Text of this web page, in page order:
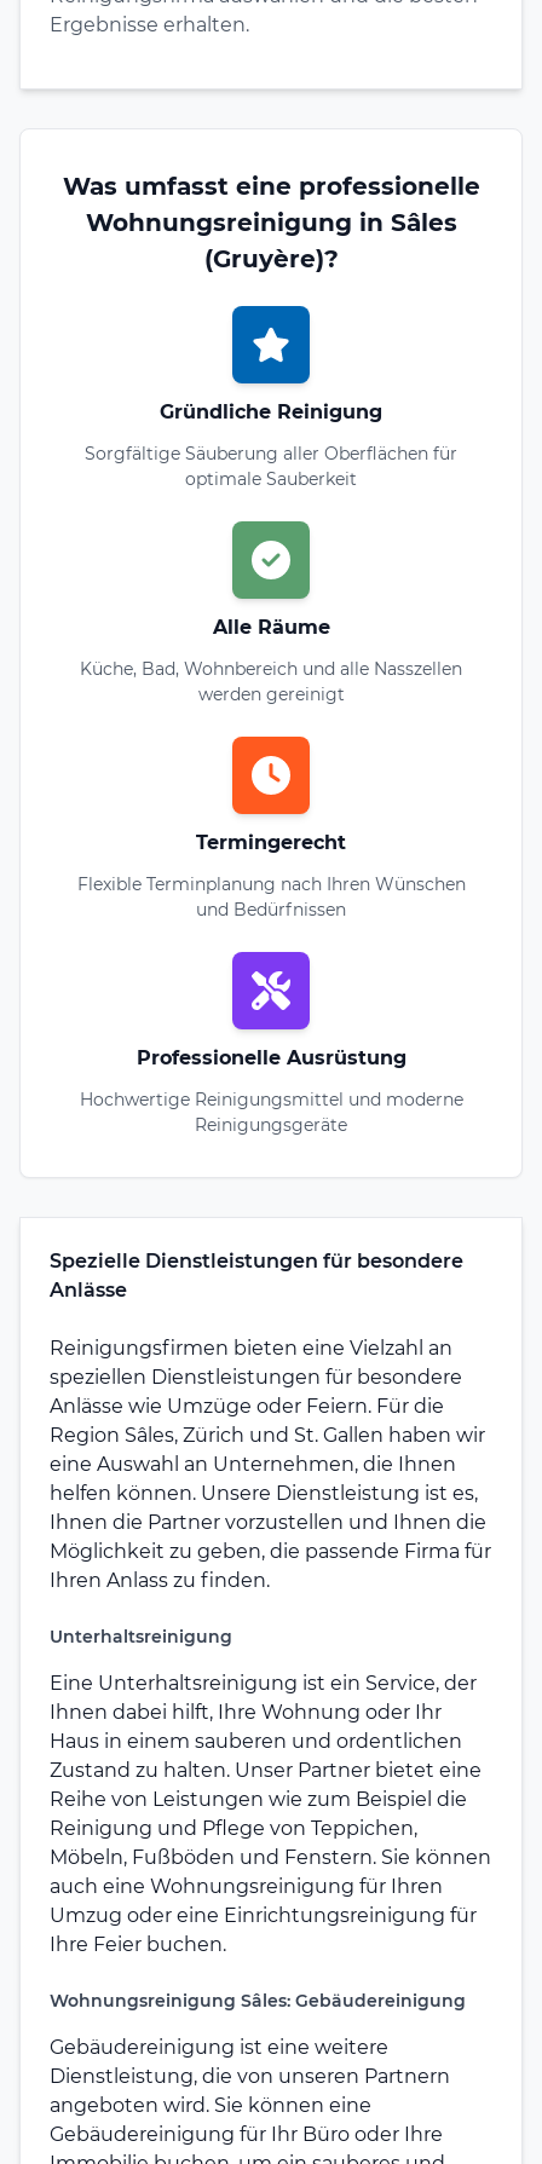
Ergebnisse erhalten.
Was umfasst eine professionelle
Wohnungsreinigung in Sâles
(Gruyère)?
Gründliche Reinigung
Sorgfältige Säuberung aller Oberflächen für
optimale Sauberkeit
Alle Räume
Küche, Bad, Wohnbereich und alle Nasszellen
werden gereinigt
Termingerecht
Flexible Terminplanung nach Ihren Wünschen
und Bedürfnissen
Professionelle Ausrüstung
Hochwertige Reinigungsmittel und moderne
Reinigungsgeräte
Spezielle Dienstleistungen für besondere
Anlässe
Reinigungsfirmen bieten eine Vielzahl an
speziellen Dienstleistungen für besondere
Anlässe wie Umzüge oder Feiern. Für die
Region Sâles, Zürich und St. Gallen haben wir
eine Auswahl an Unternehmen, die Ihnen
helfen können. Unsere Dienstleistung ist es,
Ihnen die Partner vorzustellen und Ihnen die
Möglichkeit zu geben, die passende Firma für
Ihren Anlass zu finden.
Unterhaltsreinigung
Eine Unterhaltsreinigung ist ein Service, der
Ihnen dabei hilft, Ihre Wohnung oder Ihr
Haus in einem sauberen und ordentlichen
Zustand zu halten. Unser Partner bietet eine
Reihe von Leistungen wie zum Beispiel die
Reinigung und Pflege von Teppichen,
Möbeln, Fußböden und Fenstern. Sie können
auch eine Wohnungsreinigung für Ihren
Umzug oder eine Einrichtungsreinigung für
Ihre Feier buchen.
Wohnungsreinigung Sâles: Gebäudereinigung
Gebäudereinigung ist eine weitere
Dienstleistung, die von unseren Partnern
angeboten wird. Sie können eine
Gebäudereinigung für Ihr Büro oder Ihre